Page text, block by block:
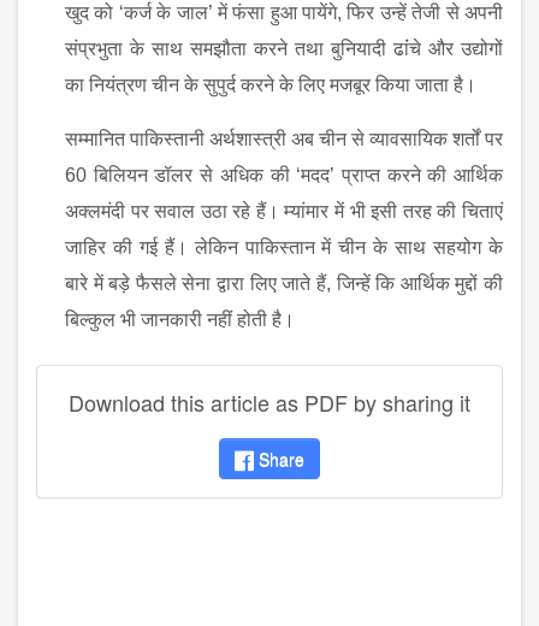
खुद को ‘कर्ज के जाल’ में फंसा हुआ पायेंगे,फिर उन्हें तेजी से अपनी
संप्रभुता के साथ समझौता करने तथा बुनियादी ढांंचे और उद्योगों
का नियंत्रण चीन के सुपुर्द करने के लिए मजबूर किया जाता है।
सम्मानित पाकिस्तानी अर्थशास्त्री अब चीन से व्यावसायिक शर्तों पर
60 बिलियन डॉलर से अधिक की ‘मदद’ प्राप्त करने की आर्थिक
अक्लमंदी पर सवाल उठा रहे हैं। म्यांमार में भी इसी तरह की चिताएं
जाहिर की गई हैं। लेकिन पाकिस्तान में चीन के साथ सहयोग के
बारे में बड़े फैसले सेना द्वारा लिए जाते हैं, जिन्हें कि आर्थिक मुद्दों की
बिल्कुल भी जानकारी नहीं होती है।
Download this article as PDF by sharing it
Share